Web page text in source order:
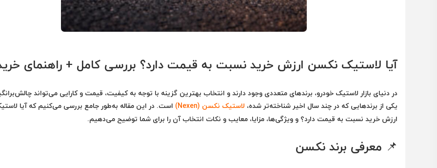
آیا لاستیک نکسن ارزش خرید نسبت به قیمت دارد؟ بررسی کامل + راهنمای
در دنیای بازار لاستیک خودرو، برندهای متعددی وجود دارند و انتخاب بهترین گزینه با توجه بهکیفیت، قیمت و کاراییمی‌تواند
یکی از برندهایی که در چند سال اخیر شناخته‌تر شده، لاستیک نکسن (Nexen) است. در این مقاله به‌طور جامع بررسی می‌کنیم کهآیا
ارزش خرید نسبت به قیمت دارد؟ و ویژگی‌ها، مزایا، معایب و نکات انتخاب آن را برای شما توضیح می‌دهیم.
📌 معرفی برند نکسن